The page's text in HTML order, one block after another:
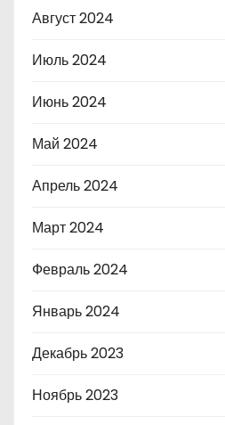
Август 2024
Июль 2024
Июнь 2024
Май 2024
Апрель 2024
Март 2024
Февраль 2024
Январь 2024
Декабрь 2023
Ноябрь 2023